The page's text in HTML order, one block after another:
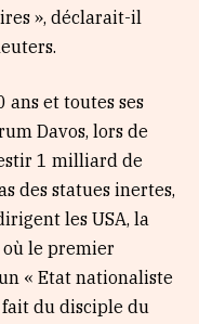
», déclarait-il
ans et toutes ses
Davos, lors de
1 milliard de
des statues inertes,
les USA, la
où le premier
« Etat nationaliste
du disciple du